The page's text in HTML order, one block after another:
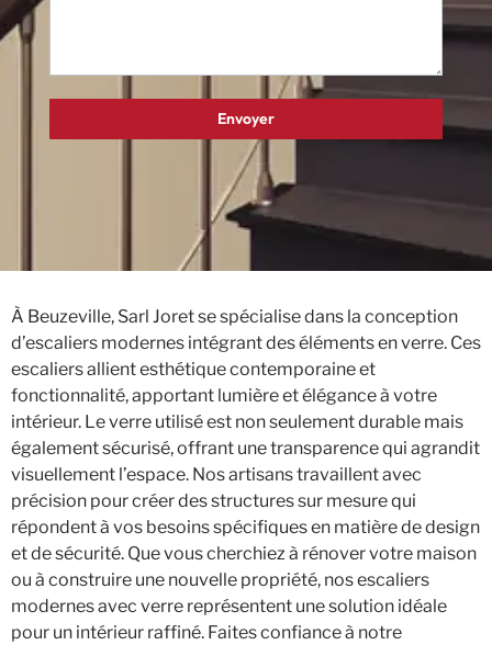
À Beuzeville, Sarl Joret se spécialise dans la conception
d’escaliers modernes intégrant des éléments en verre. Ces
escaliers allient esthétique contemporaine et
fonctionnalité, apportant lumière et élégance à votre
intérieur. Le verre utilisé est non seulement durable mais
également sécurisé, offrant une transparence qui agrandit
visuellement l’espace. Nos artisans travaillent avec
précision pour créer des structures sur mesure qui
répondent à vos besoins spécifiques en matière de design
et de sécurité. Que vous cherchiez à rénover votre maison
ou à construire une nouvelle propriété, nos escaliers
modernes avec verre représentent une solution idéale
pour un intérieur raffiné. Faites confiance à notre